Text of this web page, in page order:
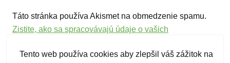
Táto stránka používa Akismet na obmedzenie spamu.
Zistite, ako sa spracovávajú údaje o vašich
Tento web používa cookies aby zlepšil váš zážitok na